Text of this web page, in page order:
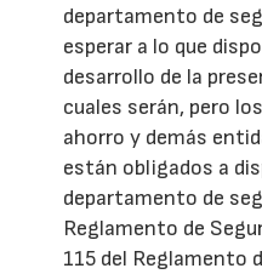
departamento de
esperar a lo que
desarrollo de la
cuales serán, pero
ahorro y demás
están obligados a
departamento de
Reglamento de
115 del Reglamento